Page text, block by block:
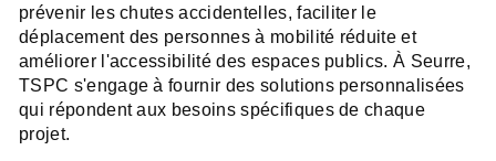
prévenir les chutes accidentelles, faciliter le
déplacement des personnes à mobilité réduite et
améliorer l'accessibilité des espaces publics. À Seurre,
TSPC s'engage à fournir des solutions personnalisées
qui répondent aux besoins spécifiques de chaque
projet.